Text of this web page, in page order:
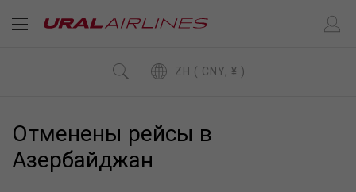
ZH ( CNY, ¥ )
Отменены рейсы в
Азербайджан